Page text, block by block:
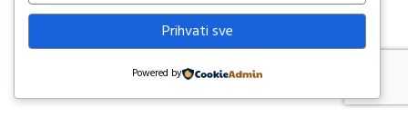
Prihvati sve
Powered by